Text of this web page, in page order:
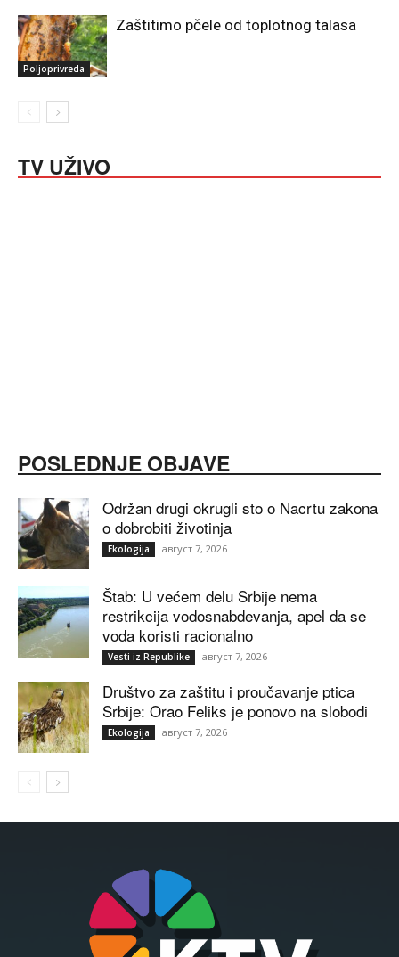
Poljoprivreda
Zaštitimo pčele od toplotnog talasa
TV UŽIVO
POSLEDNJE OBJAVE
Održan drugi okrugli sto o Nacrtu zakona
o dobrobiti životinja
Ekologija август 7, 2026
Štab: U većem delu Srbije nema
restrikcija vodosnabdevanja, apel da se
voda koristi racionalno
Vesti iz Republike август 7, 2026
Društvo za zaštitu i proučavanje ptica
Srbije: Orao Feliks je ponovo na slobodi
Ekologija август 7, 2026